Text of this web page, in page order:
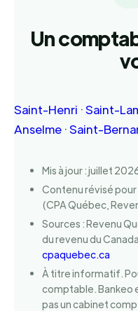
Un
Saint-Henri ·Saint-
Anselme ·Saint-
Mis à jour : juillet
Contenu révisé
(CPA Québec,
Sources : Revenu
du revenu du Canada,
cpaquebec.ca
À titre informatif.
comptable. Bankeo
pas un cabinet